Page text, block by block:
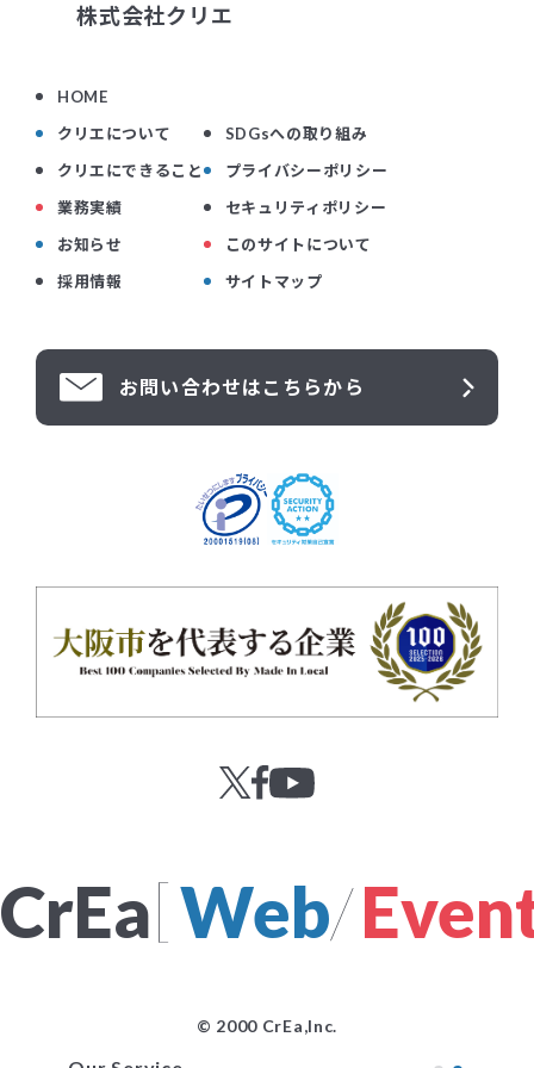
株式会社クリエ
HOME
クリエについて
クリエにできること
業務実績
お知らせ
採用情報
SDGsへの取り組み
プライバシーポリシー
セキュリティポリシー
このサイトについて
サイトマップ
お問い合わせはこちらから
CrEa[Web/
© 2000 CrEa,Inc.